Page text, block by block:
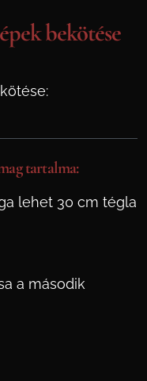
bekötése
tartalma:
lehet 30 cm tégla
a második